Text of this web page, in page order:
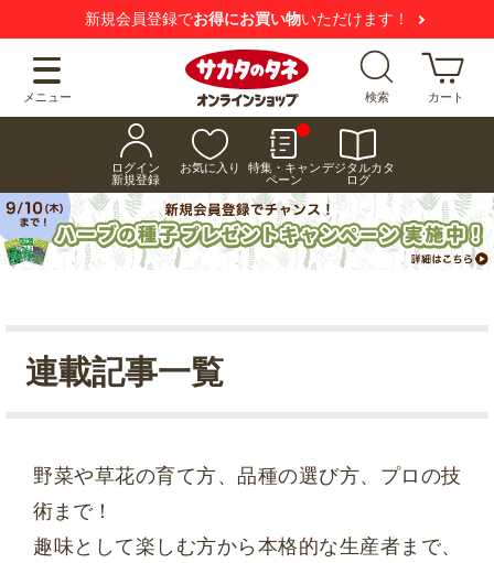
新規会員登録でお得にお買い物いただけます！
メニュー 検索 カート
ログイン
新規登録
お気に入り
特集・キャン
ペーン
デジタルカタ
ログ
連載記事一覧
野菜や草花の育て方、品種の選び方、プロの技
術まで！
趣味として楽しむ方から本格的な生産者まで、